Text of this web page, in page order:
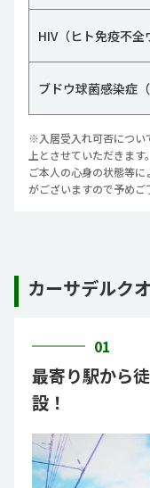
HIV（ヒト免疫不全
ブドウ球菌感染症（
※入居受入れ可否につい
上とさせていただきま
ご本人の心身の状態等
がございますので予めご
カーサデルク
01
最寄り駅から
設！